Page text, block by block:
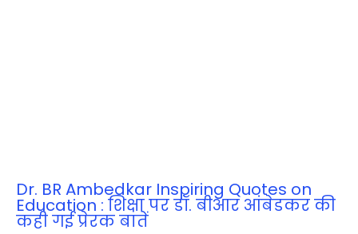
Dr. BR Ambedkar Inspiring Quotes on
Education : शिक्षा पर डॉ. बीआर आंबेडकर की
कही गई प्रेरक बातें